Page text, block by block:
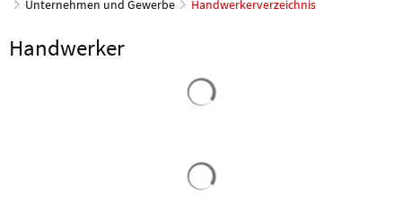
Unternehmen und Gewerbe
Handwerkerverzeichnis
Handwerker